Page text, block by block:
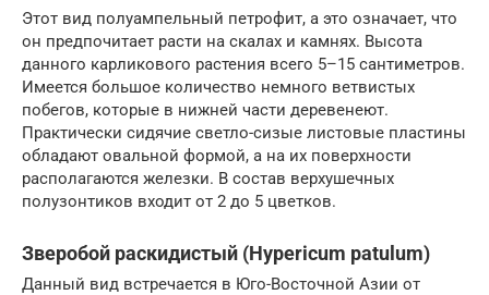
Этот вид полуампельный петрофит, а это означает, что
он предпочитает расти на скалах и камнях. Высота
данного карликового растения всего 5–15 сантиметров.
Имеется большое количество немного ветвистых
побегов, которые в нижней части деревенеют.
Практически сидячие светло-сизые листовые пластины
обладают овальной формой, а на их поверхности
располагаются железки. В состав верхушечных
полузонтиков входит от 2 до 5 цветков.
Зверобой раскидистый (Hypericum patulum)
Данный вид встречается в Юго-Восточной Азии от